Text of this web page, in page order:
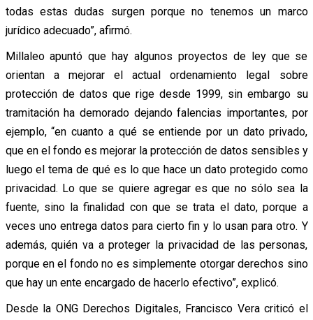
todas estas dudas surgen porque no tenemos un marco
jurídico adecuado”, afirmó.
Millaleo apuntó que hay algunos proyectos de ley que se
orientan a mejorar el actual ordenamiento legal sobre
protección de datos que rige desde 1999, sin embargo su
tramitación ha demorado dejando falencias importantes, por
ejemplo, “en cuanto a qué se entiende por un dato privado,
que en el fondo es mejorar la protección de datos sensibles y
luego el tema de qué es lo que hace un dato protegido como
privacidad. Lo que se quiere agregar es que no sólo sea la
fuente, sino la finalidad con que se trata el dato, porque a
veces uno entrega datos para cierto fin y lo usan para otro. Y
además, quién va a proteger la privacidad de las personas,
porque en el fondo no es simplemente otorgar derechos sino
que hay un ente encargado de hacerlo efectivo”, explicó.
Desde la ONG Derechos Digitales, Francisco Vera criticó el